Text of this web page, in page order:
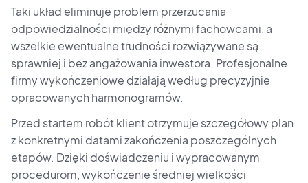
Taki układ eliminuje problem przerzucania
odpowiedzialności między różnymi fachowcami, a
wszelkie ewentualne trudności rozwiązywane są
sprawniej i bez angażowania inwestora. Profesjonalne
firmy wykończeniowe działają według precyzyjnie
opracowanych harmonogramów.
Przed startem robót klient otrzymuje szczegółowy plan
z konkretnymi datami zakończenia poszczególnych
etapów. Dzięki doświadczeniu i wypracowanym
procedurom, wykończenie średniej wielkości